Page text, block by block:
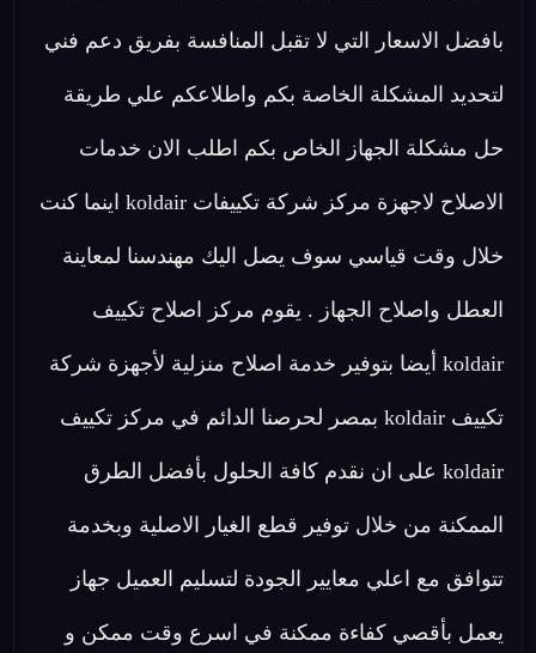
بافضل الاسعار التي لا تقبل المنافسة بفريق دعم فني
لتحديد المشكلة الخاصة بكم واطلاعكم علي طريقة
حل مشكلة الجهاز الخاص بكم اطلب الان خدمات
الاصلاح لاجهزة مركز شركة تكييفات koldair اينما كنت
خلال وقت قياسي سوف يصل اليك مهندسنا لمعاينة
العطل واصلاح الجهاز . يقوم مركز اصلاح تكييف
koldair أيضا بتوفير خدمة اصلاح منزلية لأجهزة شركة
تكييف koldair بمصر لحرصنا الدائم في مركز تكييف
koldair على ان نقدم كافة الحلول بأفضل الطرق
الممكنة من خلال توفير قطع الغيار الاصلية وبخدمة
تتوافق مع اعلي معايير الجودة لتسليم العميل جهاز
يعمل بأقصي كفاءة ممكنة في اسرع وقت ممكن و